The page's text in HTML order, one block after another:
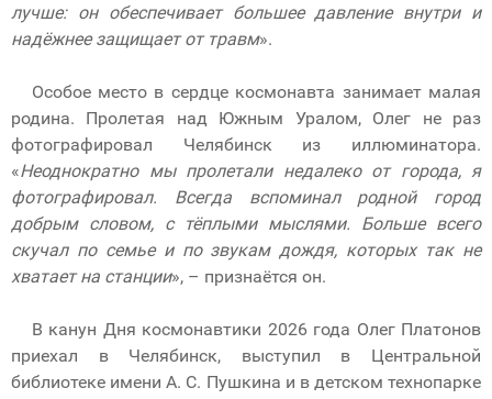
лучше: он обеспечивает большее давление внутри и
надёжнее защищает от травм».
Особое место в сердце космонавта занимает малая
родина. Пролетая над Южным Уралом, Олег не раз
фотографировал Челябинск из иллюминатора.
«Неоднократно мы пролетали недалеко от города, я
фотографировал. Всегда вспоминал родной город
добрым словом, с тёплыми мыслями. Больше всего
скучал по семье и по звукам дождя, которых так не
хватает на станции», – признаётся он.
В канун Дня космонавтики 2026 года Олег Платонов
приехал в Челябинск, выступил в Центральной
библиотеке имени А. С. Пушкина и в детском технопарке